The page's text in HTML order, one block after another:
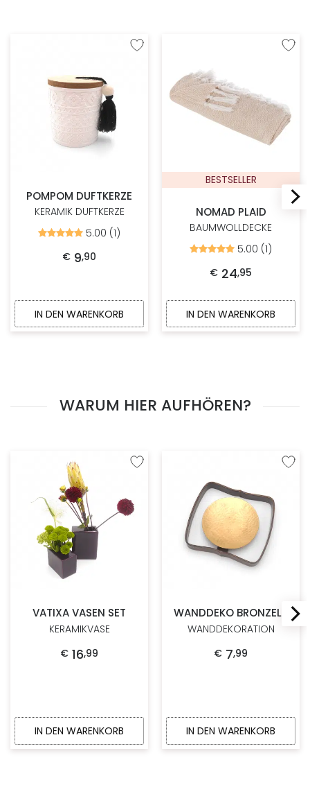
Zur Wunschliste hinzufügen
POMPOM DUFTKERZE
KERAMIK DUFTKERZE
Bewertet
5.00
von
5.00 (1)
€ 9,90
IN DEN WARENKORB
Zur
BESTSELLER
NOMAD PLAID
BAUMWOLLDECKE
Bewertet
5.00
von
5.00 (1)
€ 24,95
IN DEN WARENKORB
WARUM HIER AUFHÖREN?
Zur Wunschliste hinzufügen
VATIXA VASEN SET
KERAMIKVASE
€ 16,99
IN DEN WARENKORB
Zur
WANDDEKO BRONZELY
WANDDEKORATION
€ 7,99
IN DEN WARENKORB